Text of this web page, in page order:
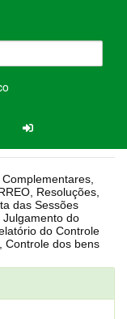
das Sessões
Julgamento do